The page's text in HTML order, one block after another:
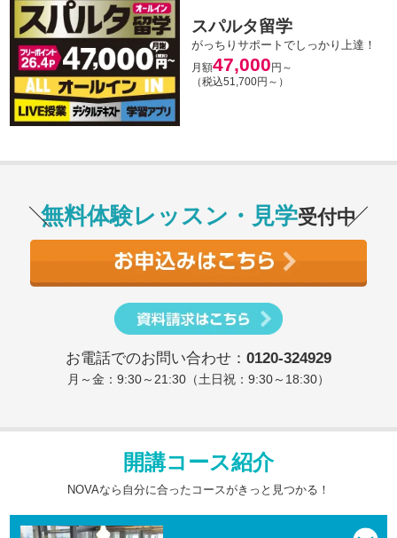
スパルタ留学
がっちりサポートでしっかり上達！
月額47,000 円～
（税込51,700円～）
無料体験レッスン・見学受付中
お電話でのお問い合わせ： 0120-324929
月～金：9:30～21:30（土日祝：9:30～18:30）
開講コース紹介
NOVAなら自分に合ったコースがきっと見つかる！